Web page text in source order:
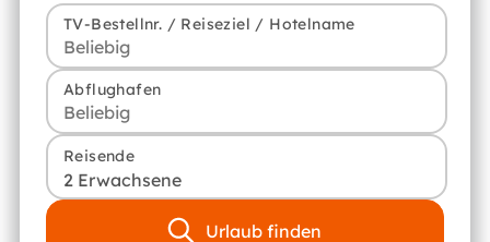
TV-Bestellnr. / Reiseziel / Hotelname
Abflughafen
Reisende
2 Erwachsene
Urlaub finden